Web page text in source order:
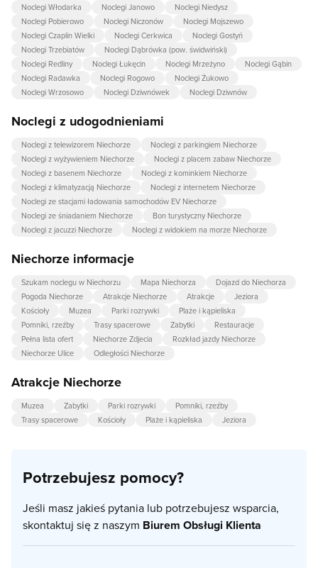
Noclegi Włodarka
Noclegi Janowo
Noclegi Niedysz
Noclegi Pobierowo
Noclegi Niczonów
Noclegi Mojszewo
Noclegi Czaplin Wielki
Noclegi Cerkwica
Noclegi Gostyń
Noclegi Trzebiatów
Noclegi Dąbrówka (pow. świdwiński)
Noclegi Redliny
Noclegi Łukęcin Noclegi Mrzeżyno
Noclegi Gąbin
Noclegi Radawka
Noclegi Rogowo
Noclegi Żukowo
Noclegi Wrzosowo
Noclegi Dziwnówek Noclegi Dziwnów
Noclegi z udogodnieniami
Noclegi z telewizorem Niechorze
Noclegi z parkingiem Niechorze
Noclegi z wyżywieniem Niechorze
Noclegi z placem zabaw Niechorze
Noclegi z basenem Niechorze
Noclegi z kominkiem Niechorze
Noclegi z klimatyzacją Niechorze
Noclegi z internetem Niechorze
Noclegi ze stacjami ładowania samochodów EV Niechorze
Noclegi ze śniadaniem Niechorze
Bon turystyczny Niechorze
Noclegi z jacuzzi Niechorze
Noclegi z widokiem na morze Niechorze
Niechorze informacje
Szukam noclegu w Niechorzu Mapa Niechorza
Dojazd do Niechorza
Pogoda Niechorze
Atrakcje Niechorze Atrakcje
Jeziora
Kościoły
Muzea Parki rozrywki
Plaże i kąpieliska
Pomniki, rzeźby
Trasy spacerowe Zabytki
Restauracje
Pełna lista ofert
Niechorze Zdjecia
Rozkład jazdy Niechorze
Niechorze Ulice
Odległości Niechorze
Atrakcje Niechorze
Muzea Zabytki Parki rozrywki
Pomniki, rzeźby
Trasy spacerowe
Kościoły Plaże i kąpieliska Jeziora
Potrzebujesz pomocy?
Jeśli masz jakieś pytania lub potrzebujesz wsparcia,
skontaktuj się z naszym Biurem Obsługi Klienta